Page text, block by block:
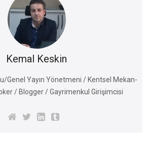
Kemal Keskin
Genel Yayın Yönetmeni / Kentsel Mekan-
/ Blogger / Gayrimenkul Girişimcisi